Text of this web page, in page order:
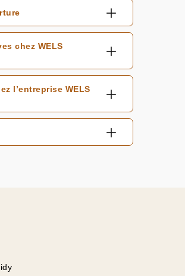
chez WELS
l’entreprise WELS